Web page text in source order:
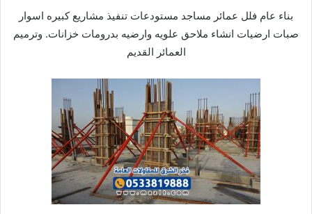
بناء عام فلل عمائر مساجد مستودعات تنفيذ مشاريع كبيره اسوار
صبات ارضيات انشاء ملاحق علويه وارضيه بدرومات خزانات. وترميم
العمائر القديم